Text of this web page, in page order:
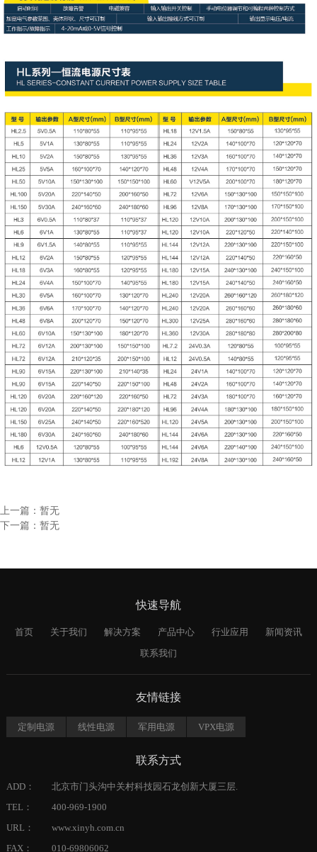
上一篇：暂无
下一篇：暂无
快速导航
首页 关于我们 解决方案 产品中心 行业应用
新闻资讯
联系我们
友情链接
定制电源 线性电源 军用电源 VPX电源
联系方式
ADD：
北京市门头沟中关村科技园石龙创新大厦三层.
TEL：
400-969-1900
URL：
www.xinyh.com.cn
FAX：
010-69806062